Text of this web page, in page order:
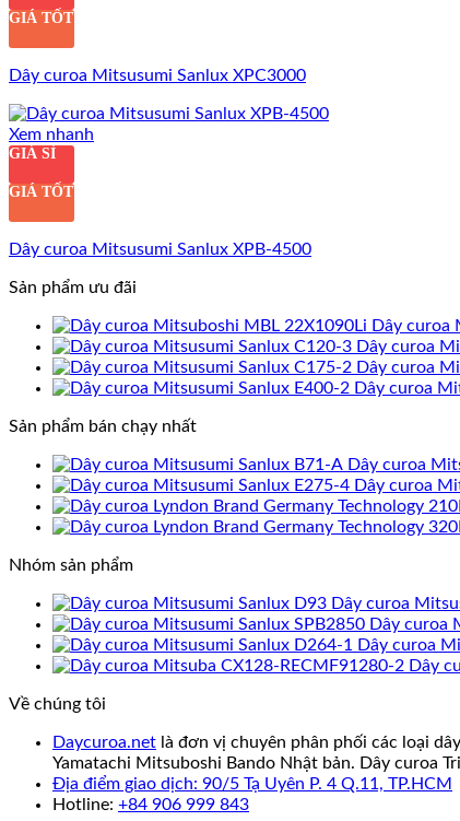
GIÁ TỐT
Dây curoa Mitsusumi Sanlux XPC3000
Xem nhanh
GIÁ SỈ
GIÁ TỐT
Dây curoa Mitsusumi Sanlux XPB-4500
Sản phẩm ưu đãi
Dây curoa
Dây curoa
Dây curoa
Dây curoa
Sản phẩm bán chạy nhất
Dây curoa
Dây curoa
Nhóm sản phẩm
Dây curoa
Dây curoa
Dây curoa
Dây
Về chúng tôi
Daycuroa.net là đơn vị chuyên phân phối các loại
Yamatachi Mitsuboshi Bando Nhật bản. Dây curoa
Địa điểm giao dịch: 90/5 Tạ Uyên P. 4 Q.11, TP.HCM
Hotline: +84 906 999 843